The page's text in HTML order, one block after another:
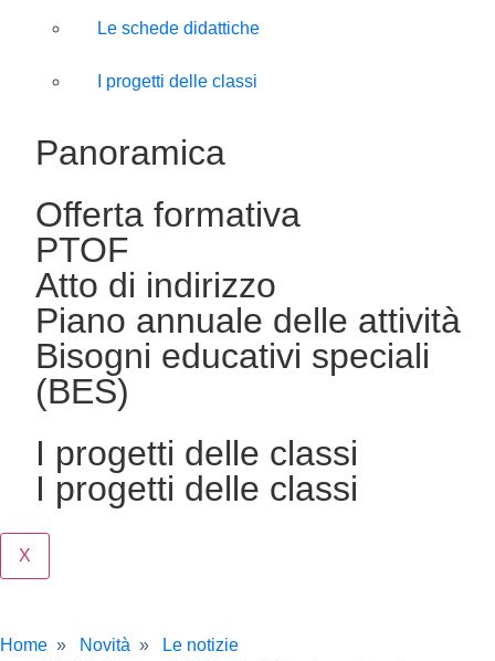
Le schede didattiche
I progetti delle classi
Panoramica
Offerta formativa
PTOF
Atto di indirizzo
Piano annuale delle attività
Bisogni educativi speciali
(BES)
I progetti delle classi
I progetti delle classi
X
Home Novità
Le notizie